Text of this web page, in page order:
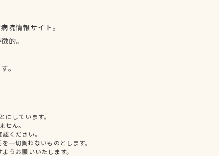
院情報サイト。
的。
。
しています。
せん。
ください。
一切負わないものとします。
うお願いいたします。